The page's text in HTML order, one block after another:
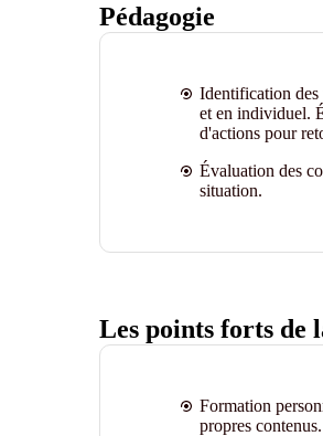
Pédagogie
Identification des
et en individuel.
d'actions pour
Évaluation des
situation.
Les points forts de
Formation
propres contenus.